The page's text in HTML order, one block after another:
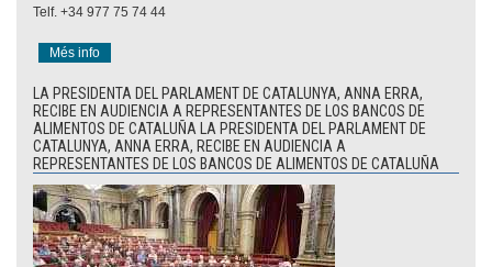
Telf. +34 977 75 74 44
Més info
LA PRESIDENTA DEL PARLAMENT DE CATALUNYA, ANNA ERRA,
RECIBE EN AUDIENCIA A REPRESENTANTES DE LOS BANCOS DE
ALIMENTOS DE CATALUÑA LA PRESIDENTA DEL PARLAMENT DE
CATALUNYA, ANNA ERRA, RECIBE EN AUDIENCIA A
REPRESENTANTES DE LOS BANCOS DE ALIMENTOS DE CATALUÑA